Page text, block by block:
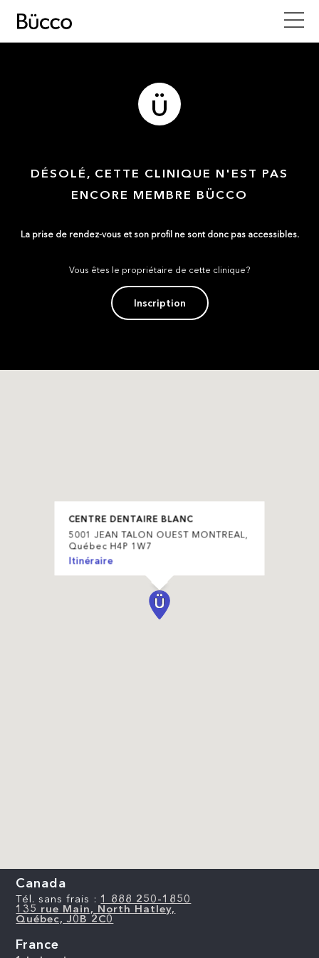
DÉSOLÉ, CETTE CLINIQUE N'EST PAS
ENCORE MEMBRE BÜCCO
La prise de rendez-vous et son profil ne sont donc pas accessibles.
Vous êtes le propriétaire de cette clinique?
Inscription
CENTRE DENTAIRE BLANC
5001 JEAN TALON OUEST MONTREAL,
Québec H4P 1W7
Itinéraire
Canada
Tél. sans frais : 1 888 250-1850
135 rue Main, North Hatley,
Québec, J0B 2C0
France